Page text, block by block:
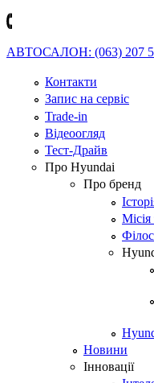
АВТОСАЛОН: (063) 207
Контакти
Запис на сервіс
Trade-in
Відеоогляд
Тест-Драйв
Про Hyundai
Про бренд
Місія
Новини
Інновації